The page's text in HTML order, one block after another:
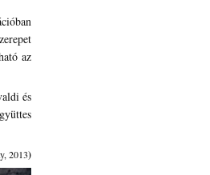
az
és
2013)